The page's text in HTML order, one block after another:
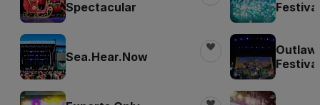
Spectacular
Sea.Hear.Now
Festival
Outlaw
Festival